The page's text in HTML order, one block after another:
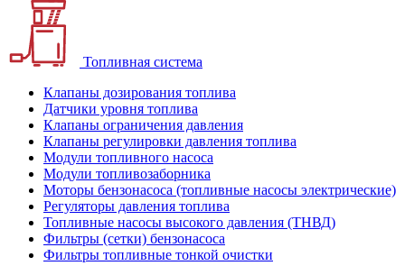
Топливная система
Клапаны дозирования топлива
Датчики уровня топлива
Клапаны ограничения давления
Клапаны регулировки давления топлива
Модули топливного насоса
Модули топливозаборника
Моторы бензонасоса (топливные насосы электрические)
Регуляторы давления топлива
Топливные насосы высокого давления (ТНВД)
Фильтры (сетки) бензонасоса
Фильтры топливные тонкой очистки